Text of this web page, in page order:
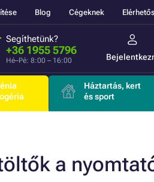
Blog Cégeknek
Segíthetünk?
+36 1955 5796
Hé–Pé: 8:00 – 16:00
Háztartás, kert
és sport
a